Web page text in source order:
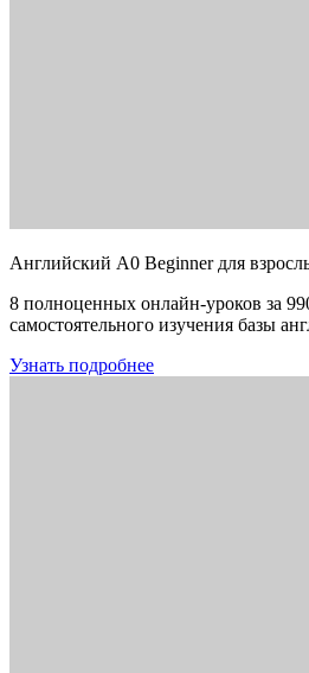
Английский A0 Beginner для
8 полноценных онлайн-уроков за
самостоятельного изучения базы
Узнать подробнее